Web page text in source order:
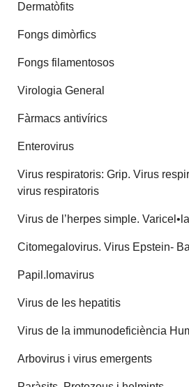
Dermatòfits
Fongs dimòrfics
Fongs filamentosos
Virologia General
Fàrmacs antivírics
Enterovirus
Virus respiratoris: Grip. Virus
virus respiratoris
Virus de l’herpes simple. Varicel•la
Citomegalovirus. Virus Epstein-
Papil.lomavirus
Virus de les hepatitis
Virus de la immunodeficiència
Arbovirus i virus emergents